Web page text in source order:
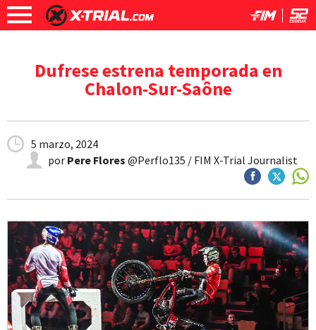
Dufrese estrena temporada en
Chalon-Sur-Saône
5 marzo, 2024
por Pere Flores @Perflo135 / FIM X-Trial Journalist